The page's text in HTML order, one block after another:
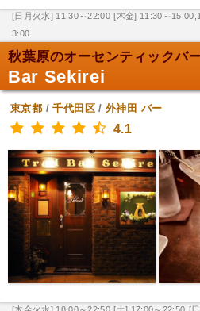
[日月火水] 11:30～22:00 [木金] 11:30～
3:00
Bar Sekirei
東京都 /千代田区/外神田 バー
4.1